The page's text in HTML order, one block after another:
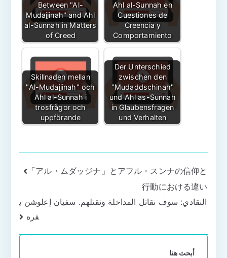
Between "Al-
Mudajjinah" and Ahl
al-Sunnah in Matters
of Creed
Ahl al-Sunnah en
Cuestiones de
Creencia y
Comportamiento
Skillnaden mellan
"Al-Mudajjinah" och
Ahl al-Sunnah i
trosfrågor och
uppförande
Der Unterschied
zwischen den
"Mudaddschinah"
und Ahl as-Sunnah
in Glaubensfragen
und Verhalten
تصفّح
المقالات
「アル・ムダッジナ」とアフル・スンナの信仰と
行動における違い
النقادي: سوف نقاتل المداخلة ونقتلهم. سفيان إعلوشن ي
قره
أبحث هنا